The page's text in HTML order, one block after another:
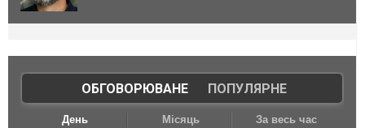
ОБГОВОРЮВАНЕ| ПОПУЛЯРНЕ
День Місяць За весь час